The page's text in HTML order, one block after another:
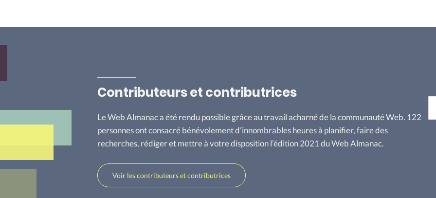
Contributeurs et contributrices
Le Web Almanac a été rendu possible grâce au travail acharné de la communauté Web. 122
personnes ont consacré bénévolement d’innombrables heures à planifier, faire des
recherches, rédiger et mettre à votre disposition l’édition 2021 du Web Almanac.
Voir les contributeurs et contributrices